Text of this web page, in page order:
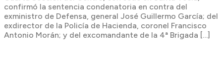
confirmó la sentencia condenatoria en contra del
exministro de Defensa, general José Guillermo García; del
exdirector de la Policía de Hacienda, coronel Francisco
Antonio Morán; y del excomandante de la 4ª Brigada […]